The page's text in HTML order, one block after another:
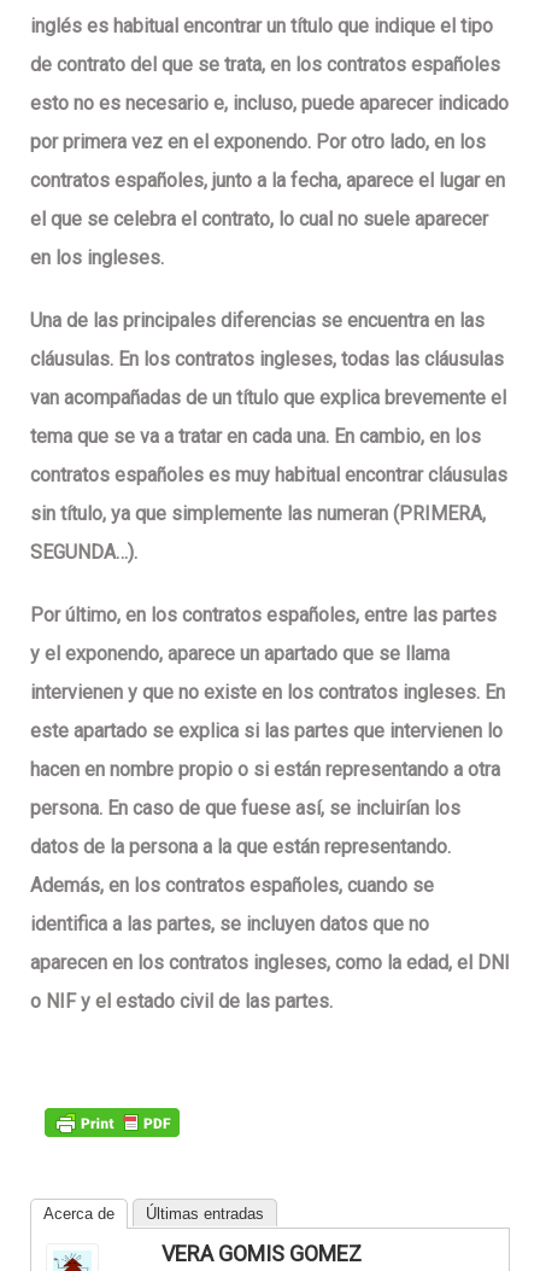
inglés es habitual encontrar un título que indique el tipo
de contrato del que se trata, en los contratos españoles
esto no es necesario e, incluso, puede aparecer indicado
por primera vez en el exponendo. Por otro lado, en los
contratos españoles, junto a la fecha, aparece el lugar en
el que se celebra el contrato, lo cual no suele aparecer
en los ingleses.
Una de las principales diferencias se encuentra en las
cláusulas. En los contratos ingleses, todas las cláusulas
van acompañadas de un título que explica brevemente el
tema que se va a tratar en cada una. En cambio, en los
contratos españoles es muy habitual encontrar cláusulas
sin título, ya que simplemente las numeran (PRIMERA,
SEGUNDA…).
Por último, en los contratos españoles, entre las partes
y el exponendo, aparece un apartado que se llama
intervienen y que no existe en los contratos ingleses. En
este apartado se explica si las partes que intervienen lo
hacen en nombre propio o si están representando a otra
persona. En caso de que fuese así, se incluirían los
datos de la persona a la que están representando.
Además, en los contratos españoles, cuando se
identifica a las partes, se incluyen datos que no
aparecen en los contratos ingleses, como la edad, el DNI
o NIF y el estado civil de las partes.
Acerca de Últimas entradas
VERA GOMIS GOMEZ